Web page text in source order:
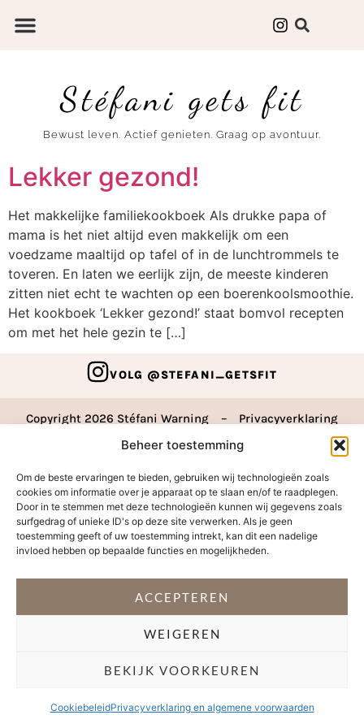
Beheer toestemming
Om de beste ervaringen te bieden, gebruiken wij technologieën zoals
cookies om informatie over je apparaat op te slaan en/of te raadplegen.
Door in te stemmen met deze technologieën kunnen wij gegevens zoals
surfgedrag of unieke ID's op deze site verwerken. Als je geen
toestemming geeft of uw toestemming intrekt, kan dit een nadelige
invloed hebben op bepaalde functies en mogelijkheden.
ACCEPTEREN
WEIGEREN
BEKIJK VOORKEUREN
CookiebeleidPrivacyverklaring en algemene voorwaarden
Stéfani gets fit
Bewust leven. Actief genieten. Graag op avontuur.
Lekker gezond!
Het makkelijke familiekookboek Als drukke papa of
mama is het niet altijd even makkelijk om een
voedzame maaltijd op tafel of in de lunchtrommels te
toveren. En laten we eerlijk zijn, de meeste kinderen
zitten niet echt te wachten op een boerenkoolsmoothie.
Het kookboek ‘Lekker gezond!’ staat bomvol recepten
om met het hele gezin te […]
VOLG @STEFANI_GETSFIT
Copyright 2026 Stéfani Warning – Privacyverklaring